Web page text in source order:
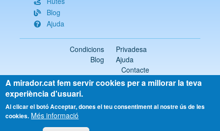
Blog
Ajuda
Condicions
Privadesa
Blog
Ajuda
Contacte
2018-2026 ©mirador.cat
Tots els drets reservats
Select
language
A mirador.cat fem servir cookies per a millorar la teva
experiència d'usuari.
Al clicar el botó Acceptar, dones el teu consentiment al nostre ús de les
cookies. Més informació